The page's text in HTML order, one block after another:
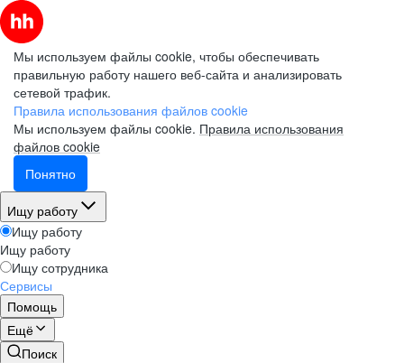
Мы используем файлы cookie, чтобы обеспечивать
правильную работу нашего веб-сайта и анализировать
сетевой трафик.
Правила использования файлов cookie
Мы используем файлы cookie. Правила использования
файлов cookie
Понятно
Ищу работу
Ищу работу
Ищу работу
Ищу сотрудника
Сервисы
Помощь
Ещё
Поиск